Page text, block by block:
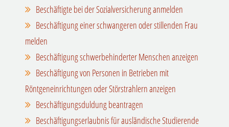
Beschäftigte bei der Sozialversicherung anmelden
Beschäftigung einer schwangeren oder stillenden Frau
melden
Beschäftigung schwerbehinderter Menschen anzeigen
Beschäftigung von Personen in Betrieben mit
Röntgeneinrichtungen oder Störstrahlern anzeigen
Beschäftigungsduldung beantragen
Beschäftigungserlaubnis für ausländische Studierende